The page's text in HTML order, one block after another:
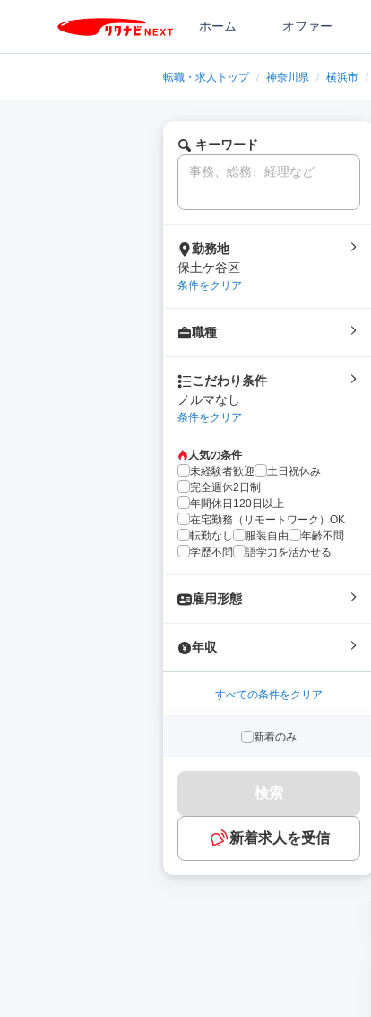
ホーム オファー
転職・求人トップ / 神奈川県 / 横浜市 /
キーワード
勤務地
保土ケ谷区
条件をクリア
職種
こだわり条件
ノルマなし
条件をクリア
人気の条件
未経験者歓迎
土日祝休み
完全週休2日制
年間休日120日以上
在宅勤務（リモートワーク）OK
転勤なし
服装自由
年齢不問
学歴不問
語学力を活かせる
雇用形態
年収
すべての条件をクリア
新着のみ
検索
新着求人を受信